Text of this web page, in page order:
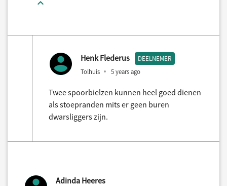
Henk Flederus DEELNEMER
Tolhuis 5 years ago
Twee spoorbielzen kunnen heel goed dienen
als stoepranden mits er geen buren
dwarsliggers zijn.
Adinda Heeres